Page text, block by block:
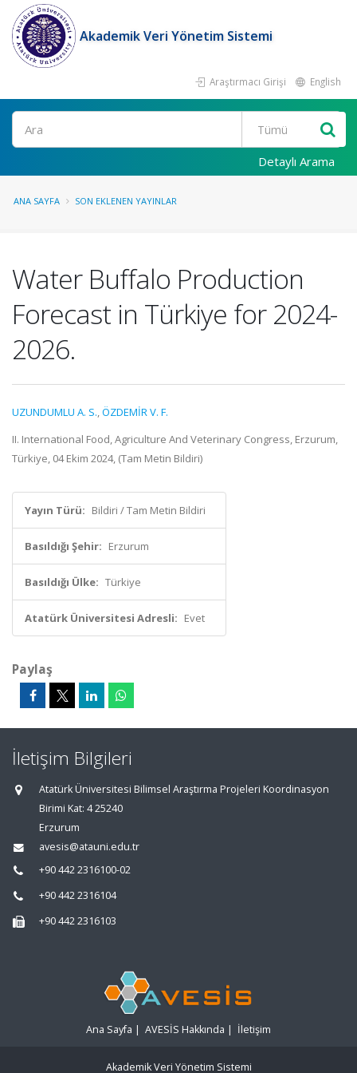
Akademik Veri Yönetim Sistemi
Araştırmacı Girişi English
Ara
Detaylı Arama
ANA SAYFA SON EKLENEN YAYINLAR
Water Buffalo Production
Forecast in Türkiye for 2024-
2026.
UZUNDUMLU A. S.,ÖZDEMİR V. F.
II. International Food, Agriculture And Veterinary Congress, Erzurum,
Türkiye, 04 Ekim 2024, (Tam Metin Bildiri)
Yayın Türü: Bildiri / Tam Metin Bildiri
Basıldığı Şehir: Erzurum
Basıldığı Ülke: Türkiye
Atatürk Üniversitesi Adresli: Evet
Paylaş
İletişim Bilgileri
Atatürk Üniversitesi Bilimsel Araştırma Projeleri Koordinasyon
Birimi Kat: 4 25240
Erzurum
avesis@atauni.edu.tr
+90 442 2316100-02
+90 442 2316104
+90 442 2316103
Ana Sayfa | AVESİS Hakkında | İletişim
Akademik Veri Yönetim Sistemi